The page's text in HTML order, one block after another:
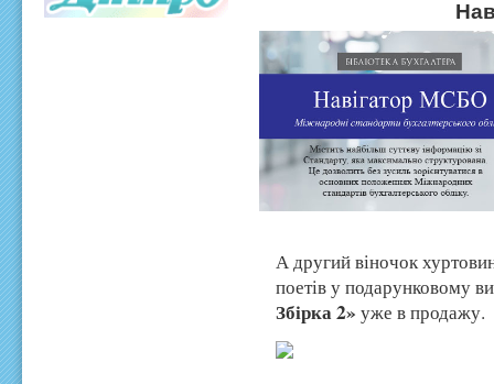
А другий віночок
поетів у подарунковому
Збірка 2» уже в продажу.